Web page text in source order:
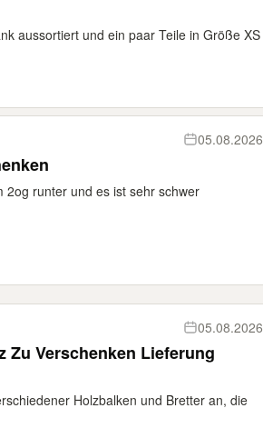
aussortiert und ein paar Teile in Größe XS
05.08.2026
2og runter und es ist sehr schwer
05.08.2026
Zu Verschenken Lieferung
Holzbalken und Bretter an, die